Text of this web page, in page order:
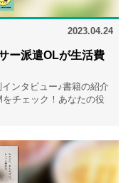
2023.04.24
ー派遣OLが生活費
ンタビュー♪書籍の紹介
チェック！あなたの役